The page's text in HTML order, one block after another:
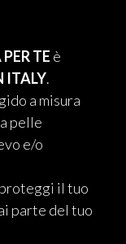
TE è
ITALY.
a misura
pelle
e/o
il tuo
parte del tuo